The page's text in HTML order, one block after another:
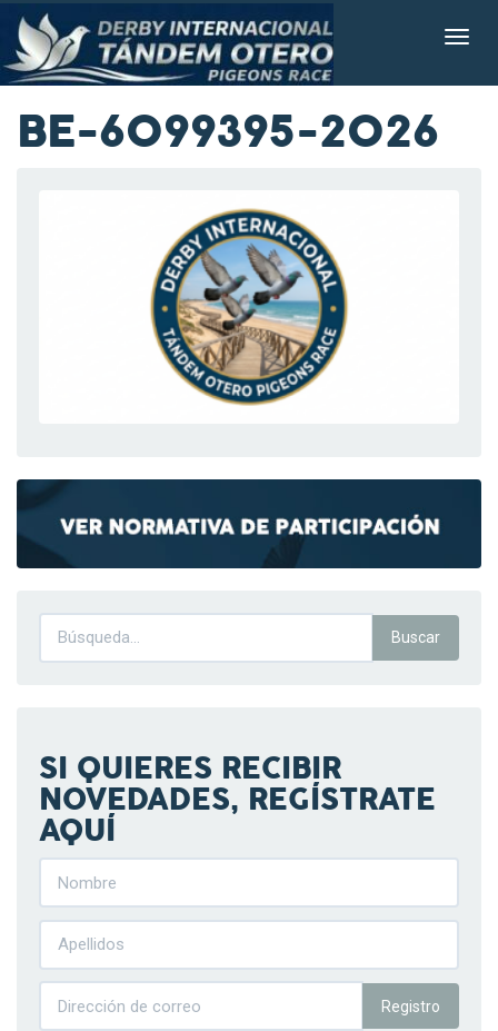
BE-6099395-2026
SI QUIERES RECIBIR
NOVEDADES, REGÍSTRATE
AQUÍ
Registro